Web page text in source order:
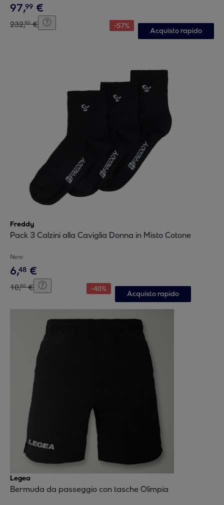
97,99 €
232,90 € -57%
Acquisto rapido
Freddy
Pack 3 Calzini alla Caviglia Donna in Misto Cotone
Nero
6,48 €
10,80 € -40%
Acquisto rapido
Legea
Bermuda da passeggio con tasche Olimpia